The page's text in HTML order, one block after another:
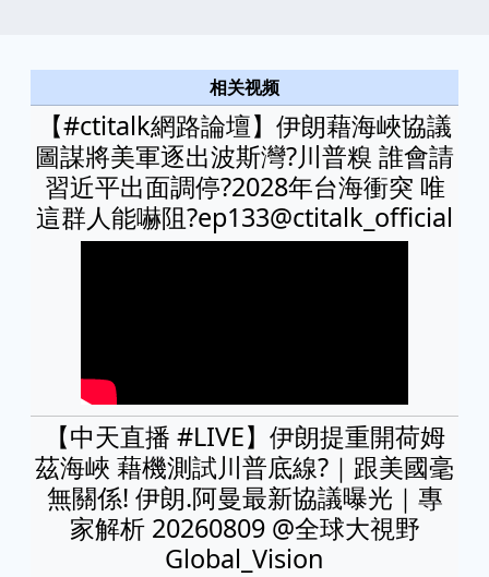
相关视频
【#ctitalk網路論壇】伊朗藉海峽協議
圖謀將美軍逐出波斯灣?川普糗 誰會請
習近平出面調停?2028年台海衝突 唯
這群人能嚇阻?ep133@ctitalk_official
【中天直播 #LIVE】伊朗提重開荷姆
茲海峽 藉機測試川普底線?｜跟美國毫
無關係! 伊朗.阿曼最新協議曝光｜專
家解析 20260809 @全球大視野
Global_Vision